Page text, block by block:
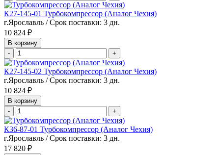
К27-145-01 Турбокомпрессор (Аналог Чехия)
г.Ярославль / Срок поставки: 3 дн.
10 824 ₽
В корзину
-
+
К27-145-02 Турбокомпрессор (Аналог Чехия)
г.Ярославль / Срок поставки: 3 дн.
10 824 ₽
В корзину
-
+
К36-87-01 Турбокомпрессор (Аналог Чехия)
г.Ярославль / Срок поставки: 3 дн.
17 820 ₽